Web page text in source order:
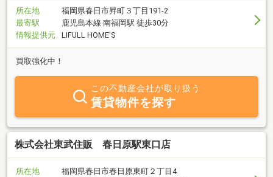
所在地
福岡県春日市昇町３丁目191-2
最寄駅
鹿児島本線 南福岡駅 徒歩30分
情報提供元
LIFULL HOME'S
買取強化中！
この不動産会社が取り扱う
賃貸物件を探す
株式会社東武住販 春日原駅東口店
所在地
福岡県春日市春日原東町２丁目4